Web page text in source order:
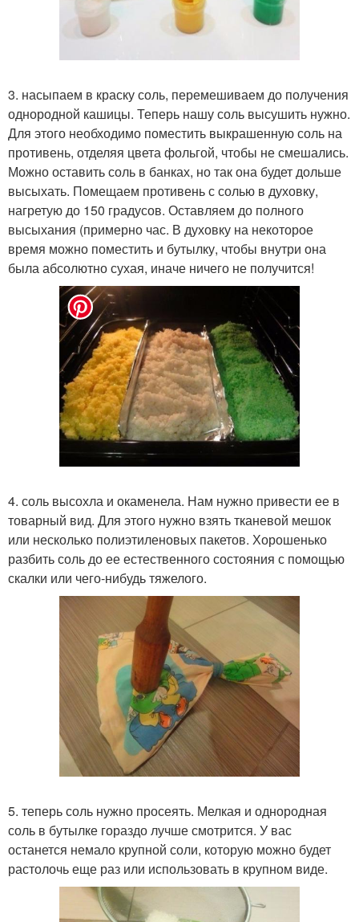
3. насыпаем в краску соль, перемешиваем до получения
однородной кашицы. Теперь нашу соль высушить нужно.
Для этого необходимо поместить выкрашенную соль на
противень, отделяя цвета фольгой, чтобы не смешались.
Можно оставить соль в банках, но так она будет дольше
высыхать. Помещаем противень с солью в духовку,
нагретую до 150 градусов. Оставляем до полного
высыхания (примерно час. В духовку на некоторое
время можно поместить и бутылку, чтобы внутри она
была абсолютно сухая, иначе ничего не получится!
4. соль высохла и окаменела. Нам нужно привести ее в
товарный вид. Для этого нужно взять тканевой мешок
или несколько полиэтиленовых пакетов. Хорошенько
разбить соль до ее естественного состояния с помощью
скалки или чего-нибудь тяжелого.
5. теперь соль нужно просеять. Мелкая и однородная
соль в бутылке гораздо лучше смотрится. У вас
останется немало крупной соли, которую можно будет
растолочь еще раз или использовать в крупном виде.